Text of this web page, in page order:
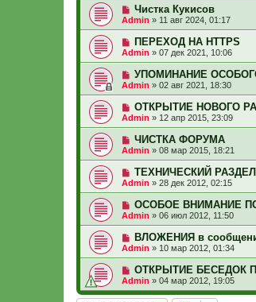
Чистка Кукисов
Admin » 11 авг 2024, 01:17
ПЕРЕХОД НА HTTPS
Admin » 07 дек 2021, 10:06
УПОМИНАНИЕ
Admin » 02 авг 2021, 18:30
ОТКРЫТИЕ НОВОГО
Admin » 12 апр 2015, 23:09
ЧИСТКА ФОРУМА
Admin » 08 мар 2015, 18:21
ТЕХНИЧЕСКИЙ РАЗДЕЛ
Admin » 28 дек 2012, 02:15
ОСОБОЕ ВНИМАНИЕ
Admin » 06 июл 2012, 11:50
ВЛОЖЕНИЯ в
Admin » 10 мар 2012, 01:34
ОТКРЫТИЕ БЕСЕДОК
Admin » 04 мар 2012, 19:05